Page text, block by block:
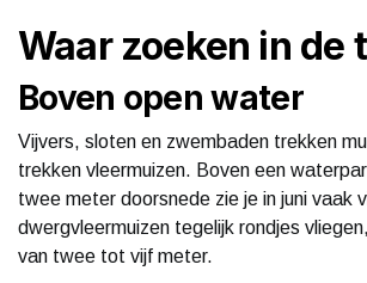
Waar zoeken in de
Boven open water
Vijvers, sloten en zwembaden trekken
trekken vleermuizen. Boven een
twee meter doorsnede zie je in juni vaak
dwergvleermuizen tegelijk rondjes
van twee tot vijf meter.